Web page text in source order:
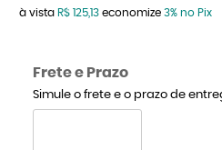
à vista R$ 125,13economize 3% no Pix
Frete e Prazo
Simule o frete e o prazo de